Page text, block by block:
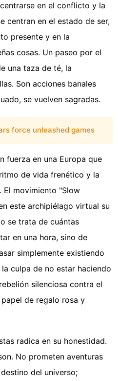
en el conflicto y la
centran en el estado de ser,
presente y en la
cosas. Un paseo por el
una taza de té, la
Son acciones banales
se vuelven sagradas.
force unleashed games
fuerza en una Europa que
de vida frenético y la
movimiento "Slow
este archipiélago virtual su
se trata de cuántas
en una hora, sino de
simplemente existiendo
culpa de no estar haciendo
silenciosa contra el
de regalo rosa y
radica en su honestidad.
No prometen aventuras
del universo;